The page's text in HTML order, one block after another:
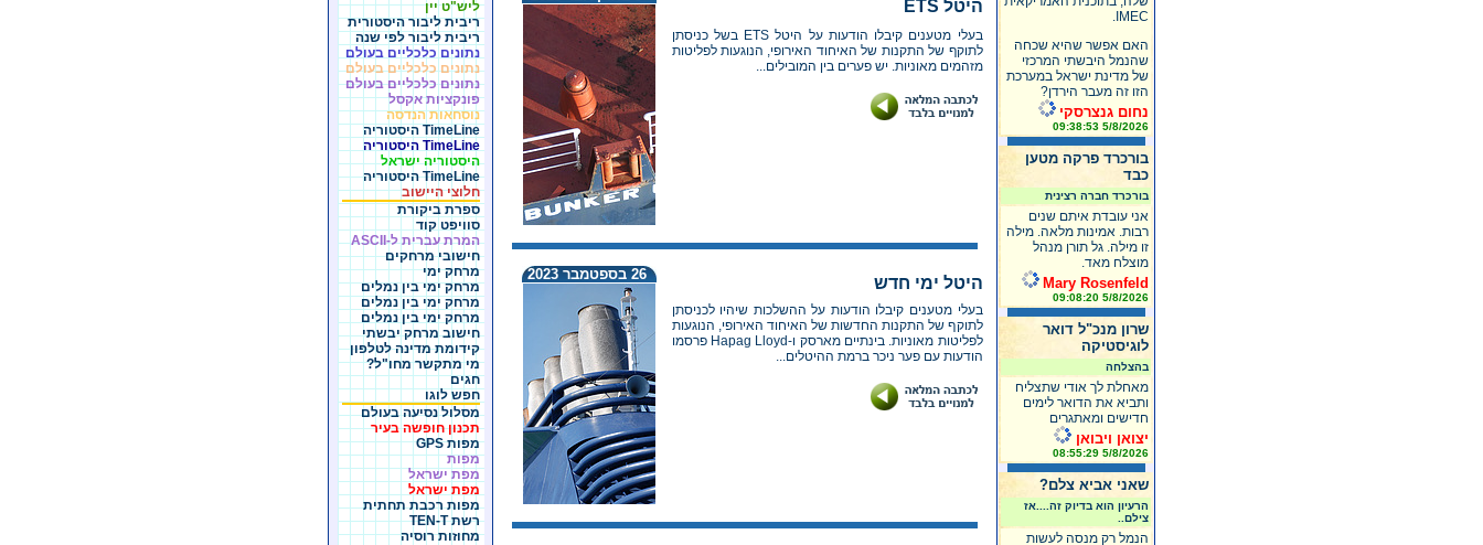
IMEC.
האם אפשר שהיא שכחה
שהנמל היבשתי המרכזי
של מדינת ישראל במערכת
הזו זה מעבר הירדן?
נחום גנצרסקי
5/8/2026 09:38:53
בורכרד פרקה מטען
כבד
בורכרד חברה רצינית
אני עובדת איתם שנים
רבות. אמינות מלאה. מילה
זו מילה. גל תורן מנהל
מוצלח מאד.
Mary Rosenfeld
5/8/2026 09:08:20
שרון מנכ"ל דואר
לוגיסטיקה
בהצלחה
מאחלת לך אודי שתצליח
ותביא את הדואר לימים
חדישים ומאתגרים
יצואן ויבואן
5/8/2026 08:55:29
שאני אביא צלם?
הרעיון הוא בדיוק זה....אז
צילם..
הנמל רק מנסה לעשות
היטל ETS
בעלי מטענים קיבלו הודעות על היטל ETS בשל כניסתן
לתוקף של התקנות של האיחוד האירופי, הנוגעות לפליטות
מזהמים מאוניות. יש פערים בין המובילים...
היטל ימי חדש 26 בספטמבר 2023
בעלי מטענים קיבלו הודעות על ההשלכות שיהיו לכניסתן
לתוקף של התקנות החדשות של האיחוד האירופי, הנוגעות
לפליטות מאוניות. בינתיים מארסק ו-Hapag Lloyd פרסמו
הודעות עם פער ניכר ברמת ההיטלים...
ליש"ט יין
ריבית ליבור היסטורית
ריבית ליבור לפי שנה
נתונים כלכליים בעולם
נתונים כלכליים בעולם
נתונים כלכליים בעולם
פונקציות אקסל
נוסחאות הנדסה
TimeLine היסטוריה
TimeLine היסטוריה
היסטוריה ישראל
TimeLine היסטוריה
חלוצי היישוב
ספרת ביקורת
סוויפט קוד
המרת עברית ל-ASCII
חישובי מרחקים
מרחק ימי
מרחק ימי בין נמלים
מרחק ימי בין נמלים
מרחק ימי בין נמלים
חישוב מרחק יבשתי
קידומת מדינה לטלפון
מי מתקשר מחו"ל?
חגים
חפש לוגו
מסלול נסיעה בעולם
תכנון חופשה בעיר
מפות GPS
מפות
מפת ישראל
מפת ישראל
מפות רכבת תחתית
רשת TEN-T
מחוזות רוסיה